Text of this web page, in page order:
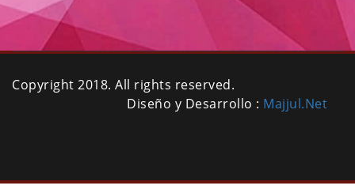
Copyright 2018. All rights reserved.
Diseño y Desarrollo : Majjul.Net